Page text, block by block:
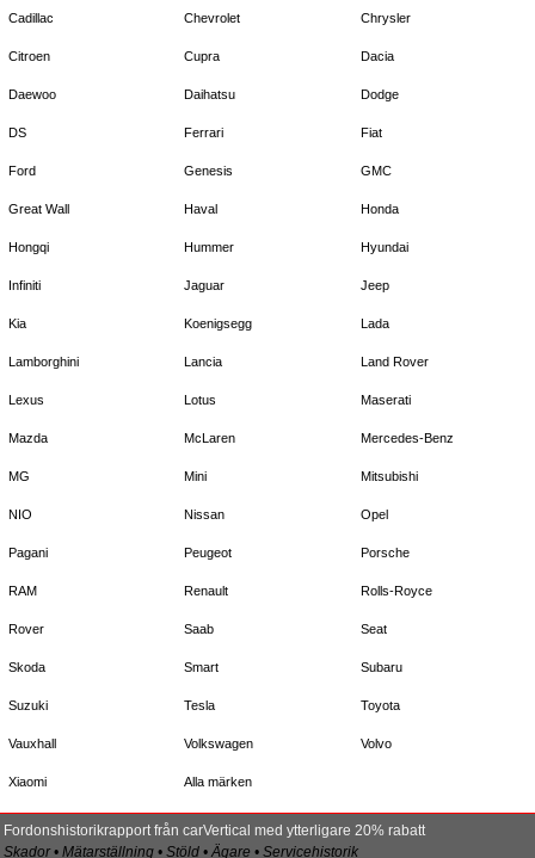
Cadillac Chevrolet Chrysler
Citroen Cupra Dacia
Daewoo Daihatsu Dodge
DS Ferrari Fiat
Ford Genesis GMC
Great Wall Haval Honda
Hongqi Hummer Hyundai
Infiniti Jaguar Jeep
Kia Koenigsegg Lada
Lamborghini Lancia Land Rover
Lexus Lotus Maserati
Mazda McLaren Mercedes-Benz
MG Mini Mitsubishi
NIO Nissan Opel
Pagani Peugeot Porsche
RAM Renault Rolls-Royce
Rover Saab Seat
Skoda Smart Subaru
Suzuki Tesla Toyota
Vauxhall Volkswagen Volvo
Xiaomi Alla märken
Fordonshistorikrapport från carVertical med ytterligare 20% rabatt
Skador • Mätarställning • Stöld • Ägare • Servicehistorik